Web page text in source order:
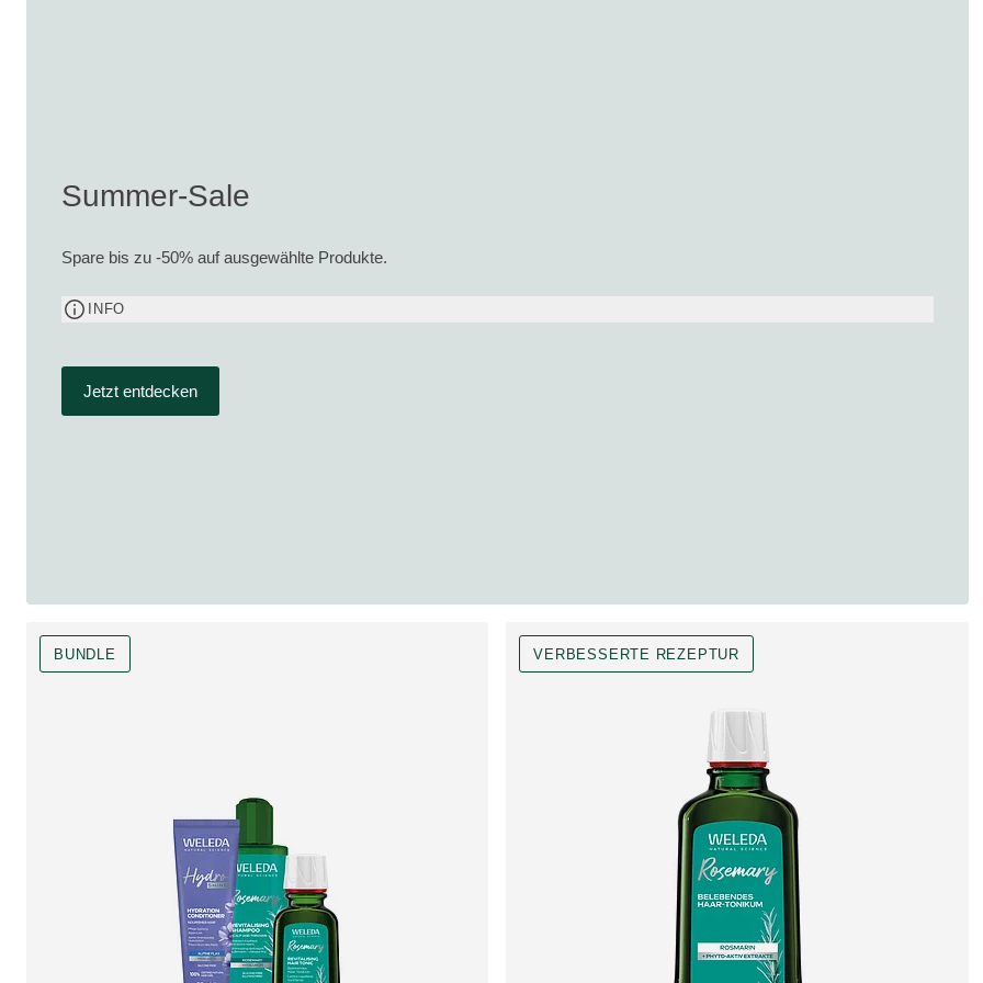
Summer-Sale
Spare bis zu -50% auf ausgewählte Produkte.
INFO
Jetzt entdecken
BUNDLE VERBESSERTE REZEPTUR